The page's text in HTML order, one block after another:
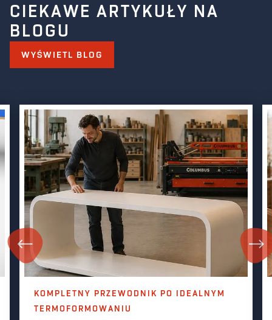
CIEKAWE ARTYKUŁY NA
BLOGU
WYŚWIETL BLOG
KOMPLETNY PRZEWODNIK PO IDEALNYM
TERMOFORMOWANIU